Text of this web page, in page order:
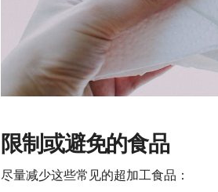
限制或避免的食品
尽量减少这些常见的超加工食品：